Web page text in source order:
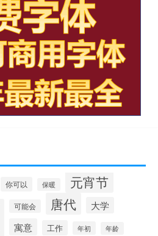
你可以 保暖 元宵节
可能会 唐代
大学
寓意 工作 年初 年龄